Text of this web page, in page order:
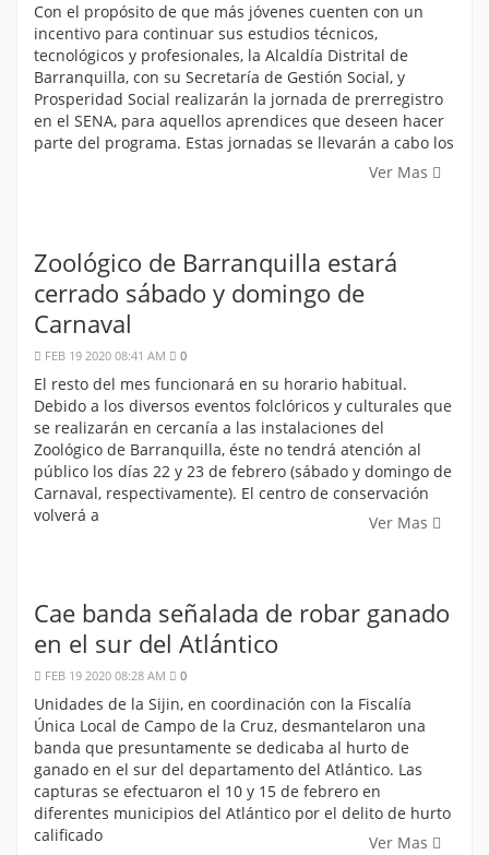
Con el propósito de que más jóvenes cuenten con un
incentivo para continuar sus estudios técnicos,
tecnológicos y profesionales, la Alcaldía Distrital de
Barranquilla, con su Secretaría de Gestión Social, y
Prosperidad Social realizarán la jornada de prerregistro
en el SENA, para aquellos aprendices que deseen hacer
parte del programa. Estas jornadas se llevarán a cabo los
Ver Mas
Zoológico de Barranquilla estará
cerrado sábado y domingo de
Carnaval
FEB 19 2020 08:41 AM 0
El resto del mes funcionará en su horario habitual.
Debido a los diversos eventos folclóricos y culturales que
se realizarán en cercanía a las instalaciones del
Zoológico de Barranquilla, éste no tendrá atención al
público los días 22 y 23 de febrero (sábado y domingo de
Carnaval, respectivamente). El centro de conservación
volverá a
Ver Mas
Cae banda señalada de robar ganado
en el sur del Atlántico
FEB 19 2020 08:28 AM 0
Unidades de la Sijin, en coordinación con la Fiscalía
Única Local de Campo de la Cruz, desmantelaron una
banda que presuntamente se dedicaba al hurto de
ganado en el sur del departamento del Atlántico. Las
capturas se efectuaron el 10 y 15 de febrero en
diferentes municipios del Atlántico por el delito de hurto
calificado
Ver Mas